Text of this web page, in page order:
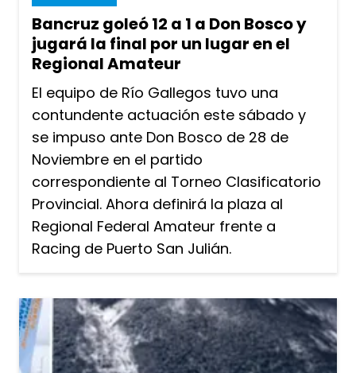
Bancruz goleó 12 a 1 a Don Bosco y
jugará la final por un lugar en el
Regional Amateur
El equipo de Río Gallegos tuvo una
contundente actuación este sábado y
se impuso ante Don Bosco de 28 de
Noviembre en el partido
correspondiente al Torneo Clasificatorio
Provincial. Ahora definirá la plaza al
Regional Federal Amateur frente a
Racing de Puerto San Julián.